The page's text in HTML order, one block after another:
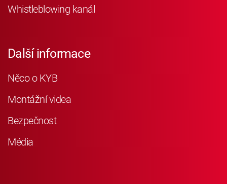
Whistleblowing kanál
Další informace
Něco o KYB
Montážní videa
Bezpečnost
Média